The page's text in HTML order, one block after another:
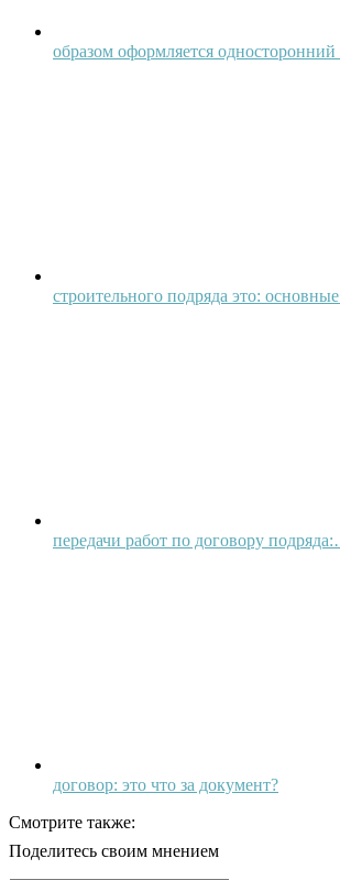
образом оформляется
строительного подряда это:
передачи работ по договору
договор: это что за документ?
Смотрите также:
Поделитесь своим мнением